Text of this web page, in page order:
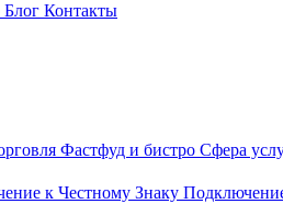
Блог Контакты
Фастфуд и бистро Сфера
к Честному Знаку